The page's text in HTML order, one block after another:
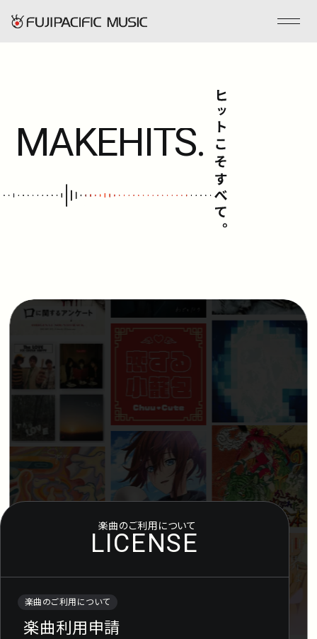
会社情報
事業内容
アーティスト
プレイリスト
ミュージックライブラリ
楽曲利用申
MAKEHITS.
LICENSE
楽曲のご利用について
楽曲のご利用について
楽曲利用申請